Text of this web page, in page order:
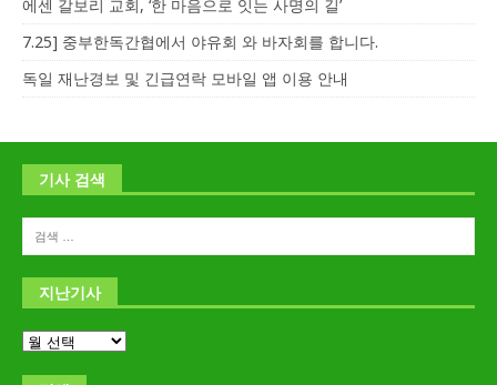
에센 갈보리 교회, ‘한 마음으로 잇는 사명의 길’
7.25] 중부한독간협에서 야유회 와 바자회를 합니다.
독일 재난경보 및 긴급연락 모바일 앱 이용 안내
기사 검색
지난기사